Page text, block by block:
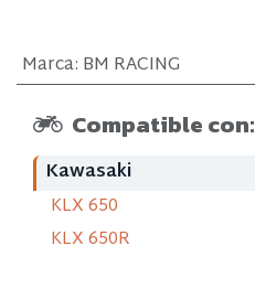
Marca: BM RACING
Compatible con:
Kawasaki
KLX 650
KLX 650R